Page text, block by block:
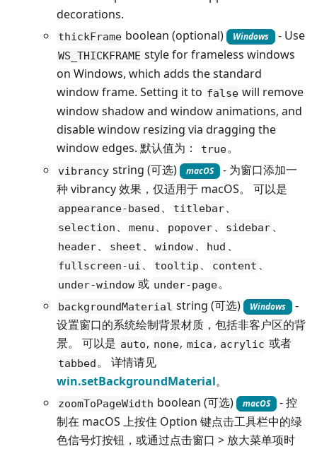
decorations.
thickFrame boolean (optional) Windows - Use
WS_THICKFRAME style for frameless windows
on Windows, which adds the standard
window frame. Setting it to false will remove
window shadow and window animations, and
disable window resizing via dragging the
window edges. 默认值为：
true。
vibrancy string (可选) macOS
- 为窗口添加一
种 vibrancy 效果，仅适用于 macOS。 可以是
appearance-based 、 titlebar、
selection 、 menu 、 popover 、 sidebar 、
header、 sheet 、 window 、 hud 、
fullscreen-ui 、 tooltip 、 content 、
under-window 或 under-page。
backgroundMaterial string (可选) Windows
-
设置窗口的系统绘制背景材质，包括非客户区的背
景。 可以是 auto, none, mica , acrylic 或者
tabbed。 详情请见
win.setBackgroundMaterial。
zoomToPageWidth boolean (可选) macOS
- 控
制在 macOS 上按住 Option 键点击工具栏中的绿
色信号灯按钮，或通过点击窗口 > 放大菜单项时